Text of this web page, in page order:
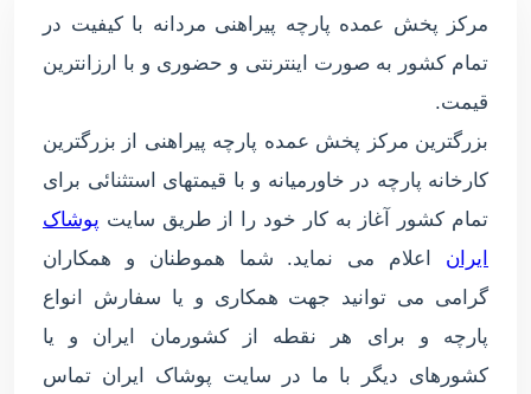
مرکز پخش عمده پارچه پیراهنی مردانه با کیفیت در
تمام کشور به صورت اینترنتی و حضوری و با ارزانترین
قیمت.
بزرگترین مرکز پخش عمده پارچه پیراهنی از بزرگترین
کارخانه پارچه در خاورمیانه و با قیمتهای استثنائی برای
تمام کشور آغاز به کار خود را از طریق سایت پوشاک
ایران اعلام می نماید. شما هموطنان و همکاران
گرامی می توانید جهت همکاری و یا سفارش انواع
پارچه و برای هر نقطه از کشورمان ایران و یا
کشورهای دیگر با ما در سایت پوشاک ایران تماس